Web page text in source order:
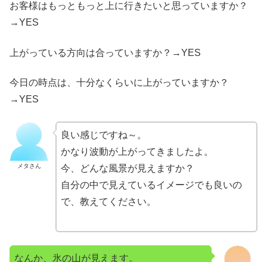
お客様はもっともっと上に行きたいと思っていますか？
→YES
上がっている方向は合っていますか？→YES
今日の時点は、十分なくらいに上がっていますか？
→YES
メタさん
良い感じですね～。
かなり波動が上がってきましたよ。
今、どんな風景が見えますか？
自分の中で見えているイメージでも良いの
で、教えてください。
なんか、氷の山が見えます。